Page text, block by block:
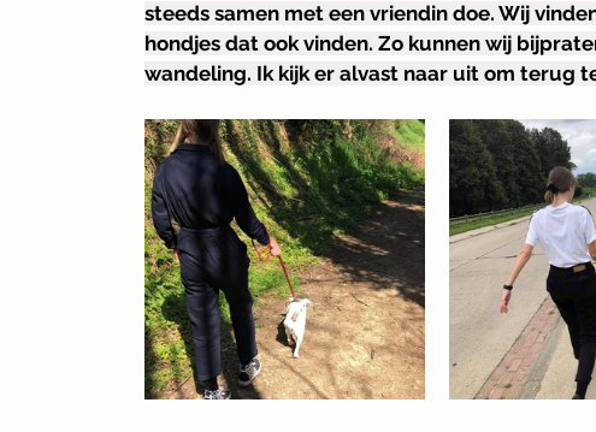
steeds samen met een vriendin doe. Wij
hondjes dat ook vinden. Zo kunnen wij
wandeling. Ik kijk er alvast naar uit om terug